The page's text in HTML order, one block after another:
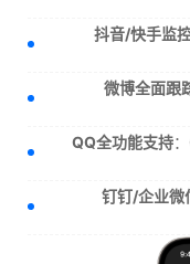
抖音/快手监
微博全面跟
QQ全功能支持
钉钉/企业微